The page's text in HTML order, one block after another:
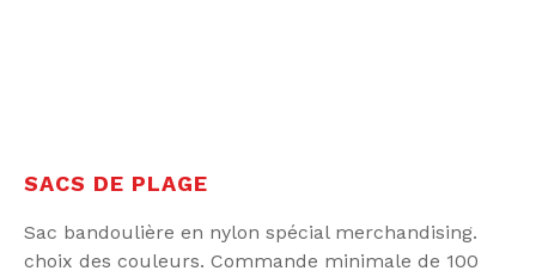
SACS DE PLAGE
Sac bandoulière en nylon spécial merchandising.
choix des couleurs. Commande minimale de 100